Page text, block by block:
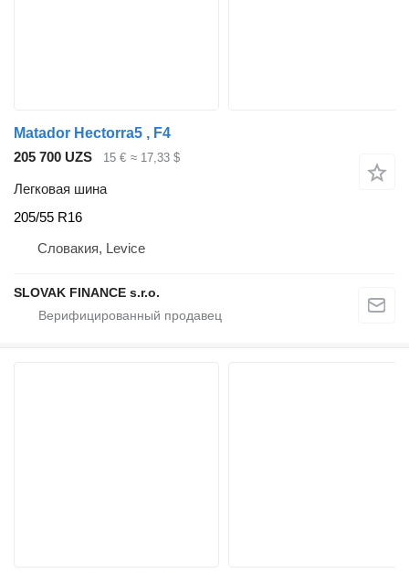
Matador Hectorra5 , F4
205 700 UZS
15 € ≈ 17,33 $
Легковая шина
205/55 R16
Словакия, Levice
SLOVAK FINANCE s.r.o.